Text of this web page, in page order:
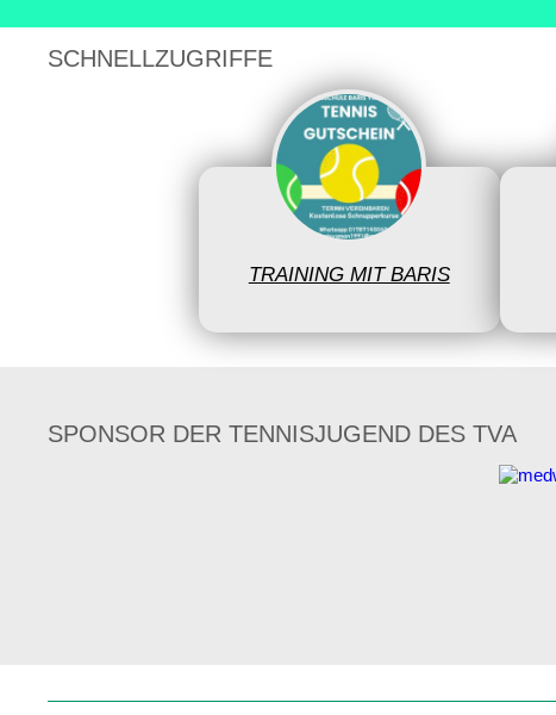
SCHNELLZUGRIFFE
TRAINING MIT BARIS
SPONSOR DER TENNISJUGEND DES TVA